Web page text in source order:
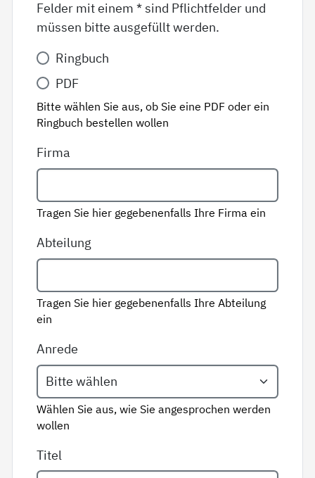
Felder mit einem * sind Pflichtfelder und
müssen bitte ausgefüllt werden.
Variante*
Ringbuch
PDF
Bitte wählen Sie aus, ob Sie eine PDF oder ein
Ringbuch bestellen wollen
Firma
Tragen Sie hier gegebenenfalls Ihre Firma ein
Abteilung
Tragen Sie hier gegebenenfalls Ihre Abteilung
ein
Anrede
Wählen Sie aus, wie Sie angesprochen werden
wollen
Titel